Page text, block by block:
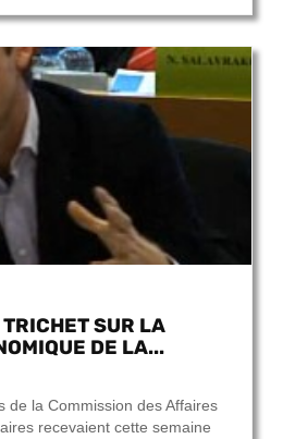
SUR LA
DE LA...
de la Commission des Affaires
recevaient cette semaine